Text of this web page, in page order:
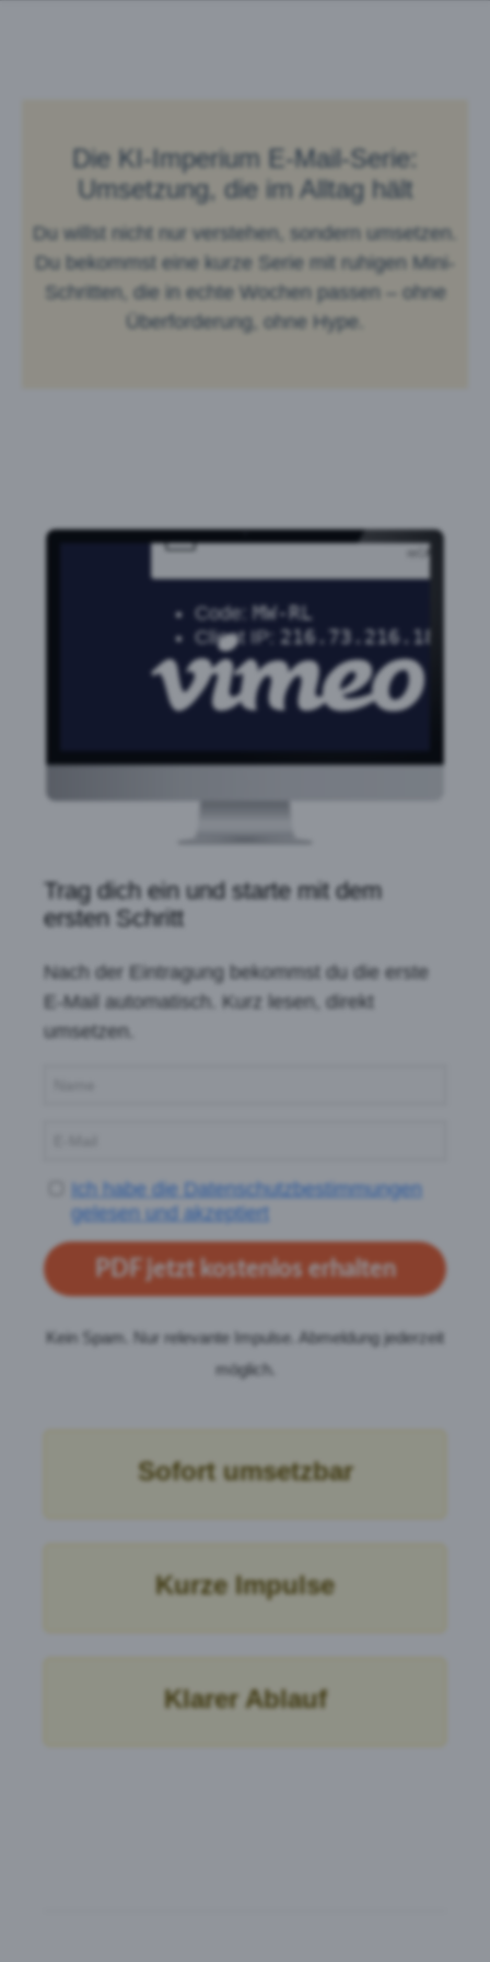
Die KI-Imperium E-Mail-Serie:
Umsetzung, die im Alltag hält
Du willst nicht nur verstehen, sondern umsetzen.
Du bekommst eine kurze Serie mit ruhigen Mini-
Schritten, die in echte Wochen passen – ohne
Überforderung, ohne Hype.
Trag dich ein und starte mit dem
ersten Schritt
Nach der Eintragung bekommst du die erste
E-Mail automatisch. Kurz lesen, direkt
umsetzen.
Ich habe die Datenschutzbestimmungen
gelesen und akzeptiert
PDF jetzt kostenlos erhalten
Kein Spam. Nur relevante Impulse. Abmeldung jederzeit
möglich.
Sofort umsetzbar
Kurze Impulse
Klarer Ablauf